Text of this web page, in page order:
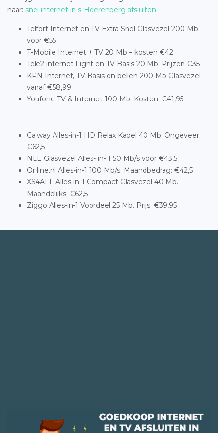
naar: snel internet in s-Heerenberg afsluiten.
Telfort Internet en TV Extra Snel Glasvezel 200 Mb
voor €55
T-Mobile Internet + TV 20 Mb – kosten €42
Tele2 internet Light en TV Basis 20 Mb. Prijzen €35
KPN Internet, TV Basis en bellen 200 Mb Glasvezel
vanaf €58,99
Youfone TV & Internet 100 Mb. Kosten: €41,95
Caiway Alles-in-1 HD Relax Kabel 40 Mb. Ongeveer:
€62,5
NLE Glasvezel Alles- in- 1 50 Mb/s voor €43,5
Online.nl Alles-in-1 100 Mb/s. Maandbedrag: €42,5
XS4ALL Alles-in-1 Compact Glasvezel 40 Mb.
Maandelijks: €62,5
Ziggo Alles-in-1 Voordeel 25 Mb. Prijs: €39,95